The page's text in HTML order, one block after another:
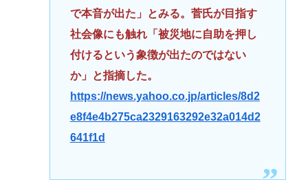
で本音が出た」とみる。菅氏が目指す
社会像にも触れ「被災地に自助を押し
付けるという象徴が出たのではない
か」と指摘した。
https://news.yahoo.co.jp/articles/8d2
e8f4e4b275ca2329163292e32a014d2
641f1d